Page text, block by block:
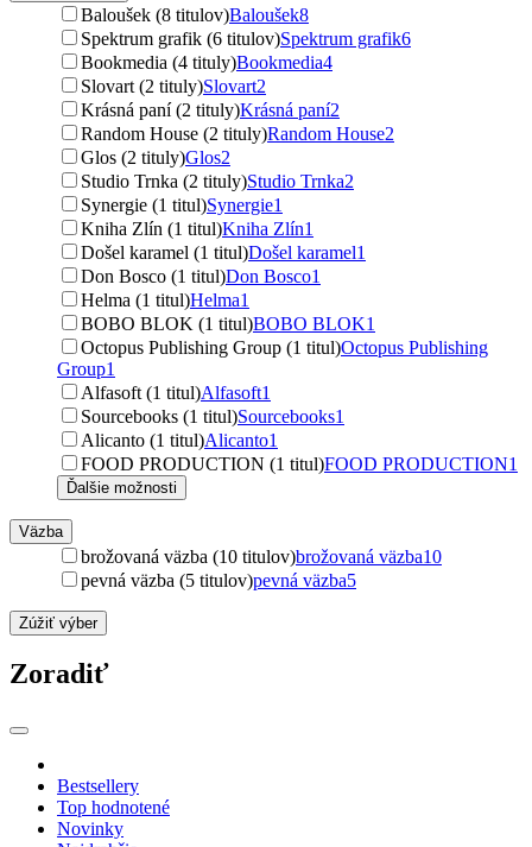
Baloušek (8 titulov)Baloušek8
Spektrum grafik (6 titulov)Spektrum grafik6
Bookmedia (4 tituly)Bookmedia4
Slovart (2 tituly)Slovart2
Krásná paní (2 tituly)Krásná paní2
Random House (2 tituly)Random House2
Glos (2 tituly)Glos2
Studio Trnka (2 tituly)Studio Trnka2
Synergie (1 titul)Synergie1
Kniha Zlín (1 titul)Kniha Zlín1
Došel karamel (1 titul)Došel karamel1
Don Bosco (1 titul)Don Bosco1
Helma (1 titul)Helma1
BOBO BLOK (1 titul)BOBO BLOK1
Octopus Publishing Group (1 titul)Octopus Publishing
Group1
Alfasoft (1 titul)Alfasoft1
Sourcebooks (1 titul)Sourcebooks1
Alicanto (1 titul)Alicanto1
FOOD PRODUCTION (1 titul)FOOD PRODUCTION1
Ďalšie možnosti
Väzba
brožovaná väzba (10 titulov)brožovaná väzba10
pevná väzba (5 titulov)pevná väzba5
Zúžiť výber
Zoradiť
Bestsellery
Top hodnotené
Novinky